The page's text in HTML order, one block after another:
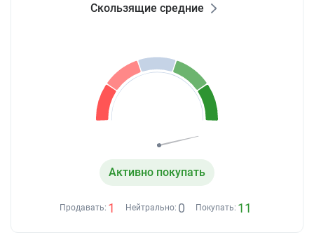
Скользящие средние
Активно покупать
Продавать: 1 Нейтрально: 0 Покупать: 11